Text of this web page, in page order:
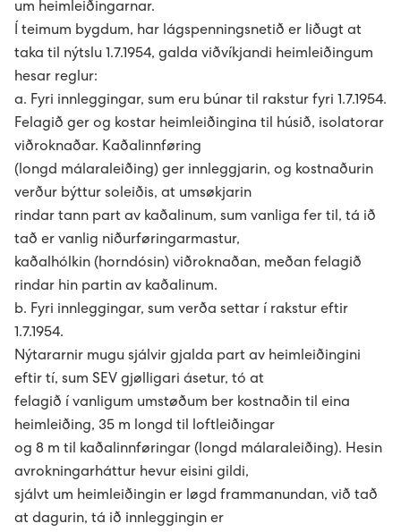
D1: Løgtingslógir
Umsókn um løggilding
Treytir fyri ravmagnsnýtslu fyri nýtarar
Elbil
Elbil appin er klár
Nýggjur kundi
Verandi kundi
Fyritøka
Kom í gongd
Tú hevur keypt elbil - hvat nú?
Bílegg løðistøð
Bílegg løðispjaldur
Umhugsar tú elbil?
Tín elbilur
Tá ið tú løðir elbilin - vegleiðingar
Prísir fyri løðing
Frámelda
Uppsøgn av løðistøð
Frámelda RFID-løðispjaldur
Grønar loysnir
Framleiðsla av egnum streymi
Hitapumpur
Grønir prísir
Grøna kósin
Sjóvarfalsorka
Tvey øki í Vestmannasundi friðað
Sólorka
Mýruverkið II - pumpuskipan í Vestmanna
Søguligt yvirlit - pumpuskipan
Elskipanin
Um elskipanina
Orkuverk
Porkerishagi
Netið
Sev - sum allir føroyingar eiga
Leys størv
Lestrarstarv á menningardeildini
Heilsa, trygd og umhvørvi
Tøl, treytir og frágreiðingar
Prísir
Miðlar og samskifti
English
News
The Power Supply System
About us
Management
Projects
um heimleiðingarnar.
Í teimum bygdum, har lágspenningsnetið er liðugt at
taka til nýtslu 1.7.1954, galda viðvíkjandi heimleiðingum
hesar reglur:
a. Fyri innleggingar, sum eru búnar til rakstur fyri 1.7.1954.
Felagið ger og kostar heimleiðingina til húsið, isolatorar
viðroknaðar. Kaðalinnføring
(longd málaraleiðing) ger innleggjarin, og kostnaðurin
verður býttur soleiðis, at umsøkjarin
rindar tann part av kaðalinum, sum vanliga fer til, tá ið
tað er vanlig niðurføringarmastur,
kaðalhólkin (horndósin) viðroknaðan, meðan felagið
rindar hin partin av kaðalinum.
b. Fyri innleggingar, sum verða settar í rakstur eftir
1.7.1954.
Nýtararnir mugu sjálvir gjalda part av heimleiðingini
eftir tí, sum SEV gjølligari ásetur, tó at
felagið í vanligum umstøðum ber kostnaðin til eina
heimleiðing, 35 m longd til loftleiðingar
og 8 m til kaðalinnføringar (longd málaraleiðing). Hesin
avrokningarháttur hevur eisini gildi,
sjálvt um heimleiðingin er løgd frammanundan, við tað
at dagurin, tá ið innleggingin er